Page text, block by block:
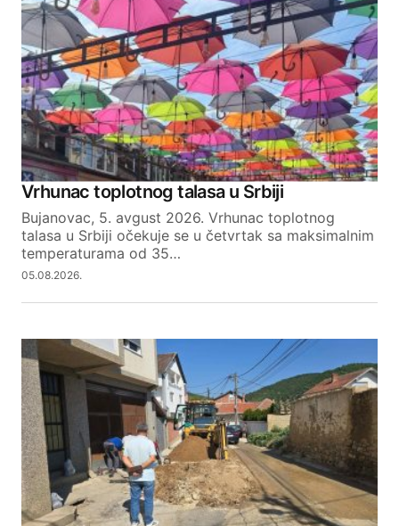
Vrhunac toplotnog talasa u Srbiji
Bujanovac, 5. avgust 2026. Vrhunac toplotnog
talasa u Srbiji očekuje se u četvrtak sa maksimalnim
temperaturama od 35…
05.08.2026.